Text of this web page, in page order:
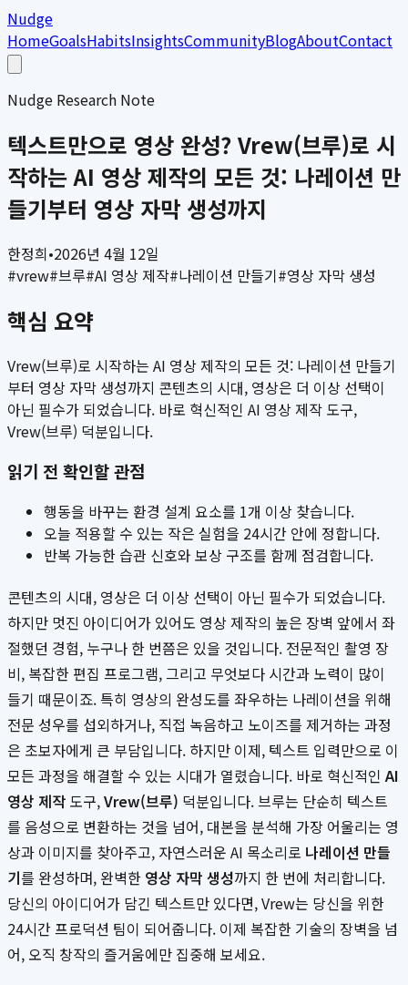
Nudge
HomeGoalsHabitsInsightsCommunityBlogAboutContact
Nudge Research Note
텍스트만으로 영상 완성? Vrew(브루)로 시
작하는 AI 영상 제작의 모든 것: 나레이션 만
들기부터 영상 자막 생성까지
한정희•2026년 4월 12일
#vrew#브루#AI 영상 제작#나레이션 만들기#영상 자막 생성
핵심 요약
Vrew(브루)로 시작하는 AI 영상 제작의 모든 것: 나레이션 만들기
부터 영상 자막 생성까지 콘텐츠의 시대, 영상은 더 이상 선택이
아닌 필수가 되었습니다. 바로 혁신적인 AI 영상 제작 도구,
Vrew(브루) 덕분입니다.
읽기 전 확인할 관점
행동을 바꾸는 환경 설계 요소를 1개 이상 찾습니다.
오늘 적용할 수 있는 작은 실험을 24시간 안에 정합니다.
반복 가능한 습관 신호와 보상 구조를 함께 점검합니다.
콘텐츠의 시대, 영상은 더 이상 선택이 아닌 필수가 되었습니다.
하지만 멋진 아이디어가 있어도 영상 제작의 높은 장벽 앞에서 좌
절했던 경험, 누구나 한 번쯤은 있을 것입니다. 전문적인 촬영 장
비, 복잡한 편집 프로그램, 그리고 무엇보다 시간과 노력이 많이
들기 때문이죠. 특히 영상의 완성도를 좌우하는 나레이션을 위해
전문 성우를 섭외하거나, 직접 녹음하고 노이즈를 제거하는 과정
은 초보자에게 큰 부담입니다. 하지만 이제, 텍스트 입력만으로 이
모든 과정을 해결할 수 있는 시대가 열렸습니다. 바로 혁신적인AI
영상 제작 도구,Vrew(브루) 덕분입니다. 브루는 단순히 텍스트
를 음성으로 변환하는 것을 넘어, 대본을 분석해 가장 어울리는 영
상과 이미지를 찾아주고, 자연스러운 AI 목소리로 나레이션 만들
기를 완성하며, 완벽한 영상 자막 생성까지 한 번에 처리합니다.
당신의 아이디어가 담긴 텍스트만 있다면, Vrew는 당신을 위한
24시간 프로덕션 팀이 되어줍니다. 이제 복잡한 기술의 장벽을 넘
어, 오직 창작의 즐거움에만 집중해 보세요.